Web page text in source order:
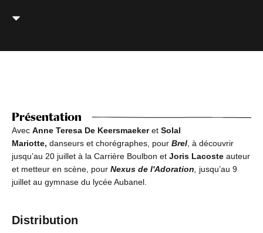
Présentation
Avec Anne Teresa De Keersmaekeret Solal
Mariotte, danseurs et chorégraphes, pour Brel , à découvrir
jusqu’au 20 juillet à la Carrière Boulbon et Joris Lacoste auteur
et metteur en scène, pour Nexus de l'Adoration
jusqu’au 9
juillet au gymnase du lycée Aubanel.
Distribution